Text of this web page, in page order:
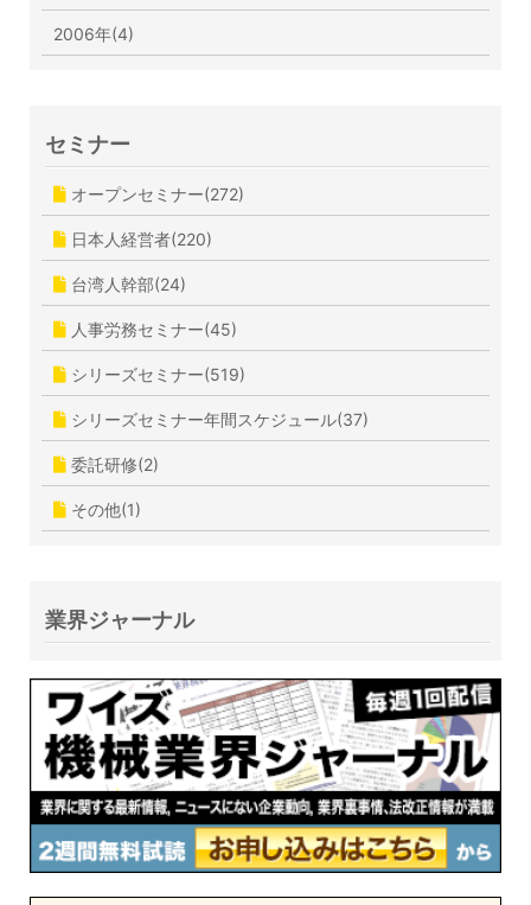
2006年(4)
セミナー
オープンセミナー(272)
日本人経営者(220)
台湾人幹部(24)
人事労務セミナー(45)
シリーズセミナー(519)
シリーズセミナー年間スケジュール(37)
委託研修(2)
その他(1)
業界ジャーナル